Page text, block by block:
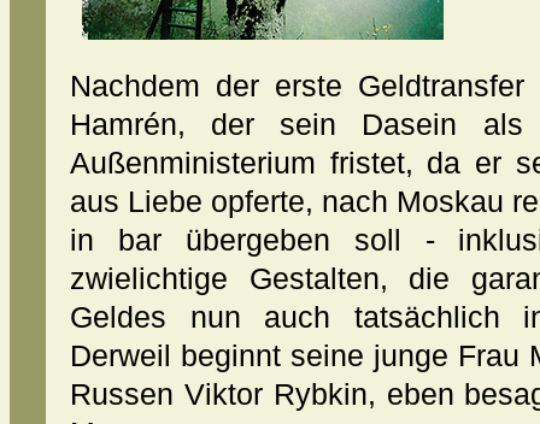
Nachdem der erste
Hamrén, der sein Dasein als
Außenministerium fristet, da er
aus Liebe opferte, nach Moskau
in bar übergeben soll -
zwielichtige Gestalten, die
Geldes nun auch tatsächlich
Derweil beginnt seine junge Frau
Russen Viktor Rybkin, eben